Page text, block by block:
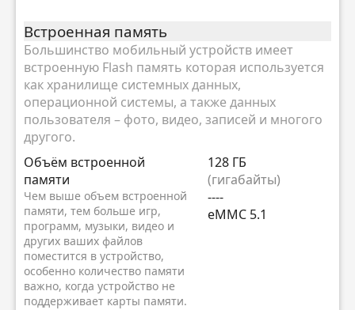
Встроенная память
Большинство мобильный устройств имеет
встроенную Flash память которая используется
как хранилище системных данных,
операционной системы, а также данных
пользователя – фото, видео, записей и многого
другого.
Объём встроенной
памяти
Чем выше объем встроенной
памяти, тем больше игр,
программ, музыки, видео и
других ваших файлов
поместится в устройство,
особенно количество памяти
важно, когда устройство не
поддерживает карты памяти.
128 ГБ
(гигабайты)
----
eMMC 5.1